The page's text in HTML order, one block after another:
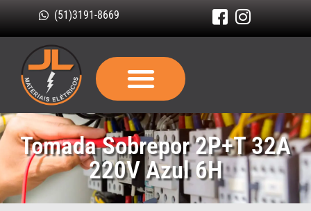
(51)3191-8669
Tomada Sobrepor 2P+T 32A
220V Azul 6H